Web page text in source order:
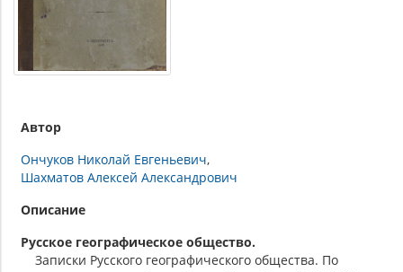
Автор
Ончуков Николай Евгеньевич
Шахматов Алексей Александрович
Описание
Русское географическое общество.
Записки Русского географического общества. По